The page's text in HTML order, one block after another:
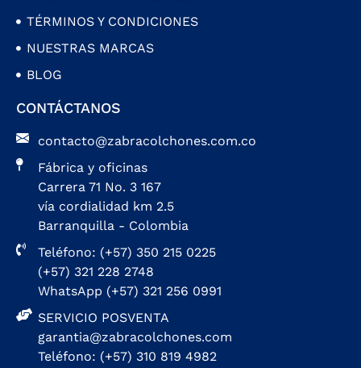
TÉRMINOS Y CONDICIONES
NUESTRAS MARCAS
BLOG
CONTÁCTANOS
contacto@zabracolchones.com.co
Fábrica y oficinas
Carrera 71 No. 3 167
vía cordialidad km 2.5
Barranquilla - Colombia
Teléfono: (+57) 350 215 0225
(+57) 321 228 2748
WhatsApp (+57) 321 256 0991
SERVICIO POSVENTA
garantia@zabracolchones.com
Teléfono: (+57) 310 819 4982